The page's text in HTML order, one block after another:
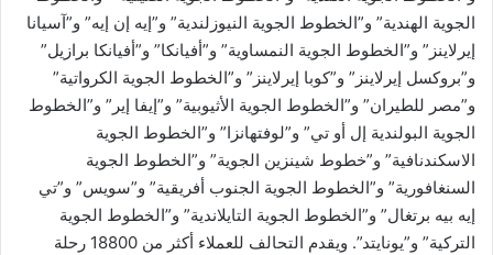
الجوية الهندية” و”الخطوط الجوية النيوزلندية” و”إيه إن إيه” و”آسيانا
إيرلاينز” و”الخطوط الجوية النمساوية” و”أفيانكا” و”أفيانكا برازيل”
و”بروكسل إيرلاينز” و”كوبا إيرلاينز” و”الخطوط الجوية الكرواتية”
و”مصر للطيران” و”الخطوط الجوية الأثيوبية” و”إيفا إير” و”الخطوط
الجوية البولندية إل أو تي” و”لوفتهانزا” و”الخطوط الجوية
الاسكندنافية” و”خطوط شينزين الجوية” و”الخطوط الجوية
السنغافورية” و”الخطوط الجوية الجنوب أفريقية” و”سويس” و”تي
إيه بيه برتغال” و”الخطوط الجوية التايلاندية” و”الخطوط الجوية
التركية” و”يونايتد”. ويقدم التحالف للعملاء أكثر من 18800 رحلة